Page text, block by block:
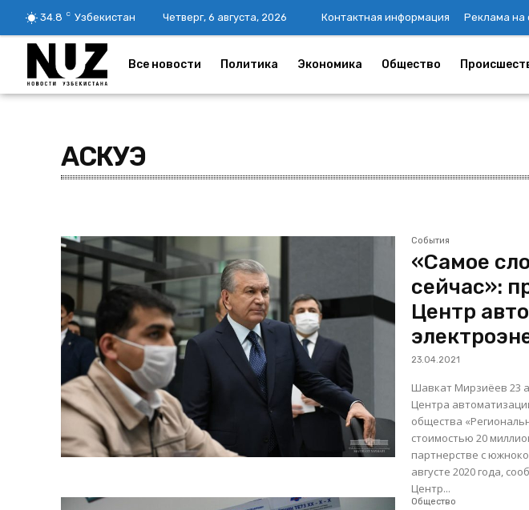
34.8 C Узбекистан Четверг, 6 августа, 2026 Контактная информация Реклама на
Все новости Политика Экономика Общество
АСКУЭ
События
«Самое
сейчас»:
Центр
23.04.2021
Шавкат Мирзиёев 23
Центра
общества «Региональные
стоимостью 20
партнерстве с
августе 2020 года,
Центр...
Общество